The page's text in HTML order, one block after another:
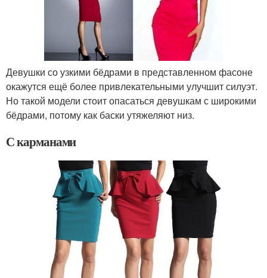
Девушки со узкими бёдрами в представленном фасоне
окажутся ещё более привлекательными улучшит силуэт.
Но такой модели стоит опасаться девушкам с широкими
бёдрами, потому как баски утяжеляют низ.
С карманами